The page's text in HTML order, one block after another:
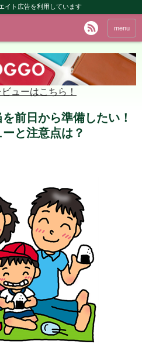
イト広告を利用しています
menu
ューはこちら！
前日から準備したい！
と注意点は？